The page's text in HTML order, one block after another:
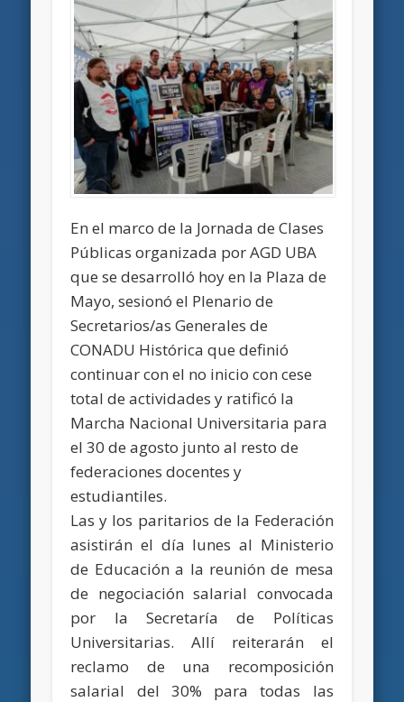
En el marco de la Jornada de Clases
Públicas organizada por AGD UBA
que se desarrolló hoy en la Plaza de
Mayo, sesionó el Plenario de
Secretarios/as Generales de
CONADU Histórica que definió
continuar con el no inicio con cese
total de actividades y ratificó la
Marcha Nacional Universitaria para
el 30 de agosto junto al resto de
federaciones docentes y
estudiantiles.
Las y los paritarios de la Federación
asistirán el día lunes al Ministerio
de Educación a la reunión de mesa
de negociación salarial convocada
por la Secretaría de Políticas
Universitarias. Allí reiterarán el
reclamo de una recomposición
salarial del 30% para todas las